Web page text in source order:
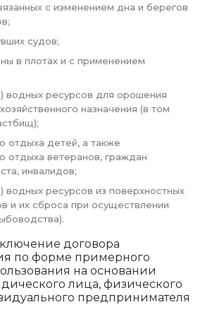
с изменением дна и берегов
судов;
в плотах и с применением
водных ресурсов для орошения
назначения (в том
отдыха детей, а также
отдыха ветеранов, граждан
инвалидов;
водных ресурсов из поверхностных
и их сброса при осуществлении
договора
по форме примерного
на основании
лица, физического
предпринимателя